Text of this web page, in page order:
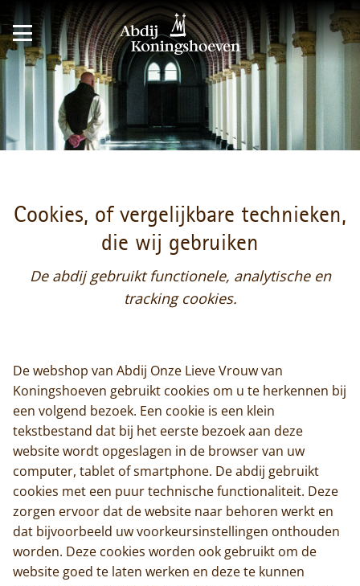
Cookies, of vergelijkbare technieken,
die wij gebruiken
De abdij gebruikt functionele, analytische en
tracking cookies.
De webshop van Abdij Onze Lieve Vrouw van
Koningshoeven gebruikt cookies om u te herkennen bij
een volgend bezoek. Een cookie is een klein
tekstbestand dat bij het eerste bezoek aan deze
website wordt opgeslagen in de browser van uw
computer, tablet of smartphone. De abdij gebruikt
cookies met een puur technische functionaliteit. Deze
zorgen ervoor dat de website naar behoren werkt en
dat bijvoorbeeld uw voorkeursinstellingen onthouden
worden. Deze cookies worden ook gebruikt om de
website goed te laten werken en deze te kunnen